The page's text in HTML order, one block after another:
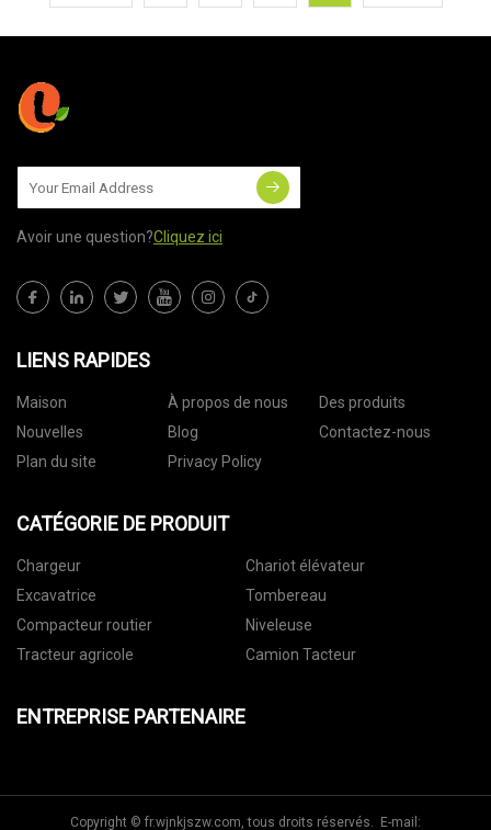
Avoir une question?Cliquez ici
LIENS RAPIDES
Maison À propos de nous
Des produits
Nouvelles
Blog
Contactez-nous
Plan du site
Privacy Policy
CATÉGORIE DE PRODUIT
Chargeur
Chariot élévateur
Excavatrice
Tombereau
Compacteur routier
Niveleuse
Tracteur agricole
Camion Tacteur
ENTREPRISE PARTENAIRE
Copyright © fr.wjnkjszw.com, tous droits réservés. E-mail: